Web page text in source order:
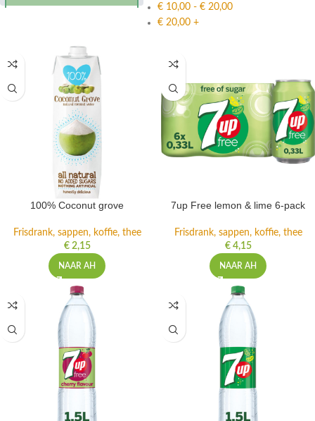
€ 10,00 - € 20,00
€ 20,00 +
100% Coconut grove
Frisdrank, sappen, koffie, thee
€2,15
NAAR AH
7up Free lemon & lime 6-pack
Frisdrank, sappen, koffie, thee
€4,15
NAAR AH